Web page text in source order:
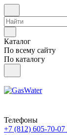
Каталог
По всему сайту
По каталогу
Телефоны
+7 (812) 605-70-07